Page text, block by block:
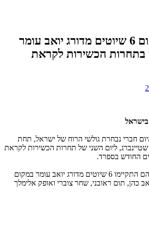
גלישת רוח: בתום 6 שיוטים מדורג יואב עומר
בתחרות הכשירות לקראת
חברי נבחרת גולשי הרוח של ישראל, תחת
ליום השני של תחרות הכשירות לקראת
החודש בספרד.
בתום שני ימי תחרות בהם התקיימו 6 שיוטים מדורג יואב עומר במקום